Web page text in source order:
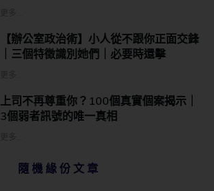
【辦公室政治術】小人從不跟你正面交鋒
｜三個特徵識別她們｜必要時還擊
上司不再尊重你？100個真實個案揭示｜
3個弱者訊號的唯一真相
隨機緣份文章